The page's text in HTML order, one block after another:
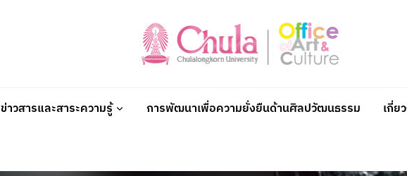
ข่าวสารและสาระความรู้ การพัฒนาเพื่อความยั่งยืนด้านศิลปวัฒนธรรม เกี่ย